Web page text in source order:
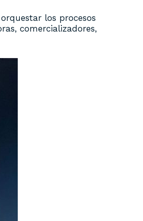
los procesos
comercializadores,